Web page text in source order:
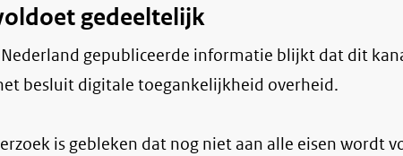
gedeeltelijk
besluit digitale toegankelijkheid overheid.
is gebleken dat nog niet aan alle eisen wordt